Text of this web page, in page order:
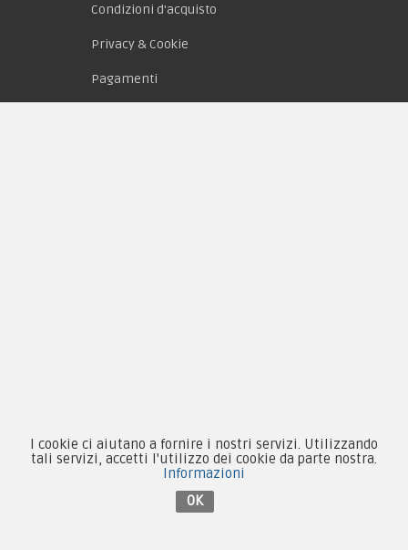
Condizioni d'acquisto
Privacy & Cookie
Pagamenti
I cookie ci aiutano a fornire i nostri servizi. Utilizzando
tali servizi, accetti l'utilizzo dei cookie da parte nostra.
Informazioni
OK